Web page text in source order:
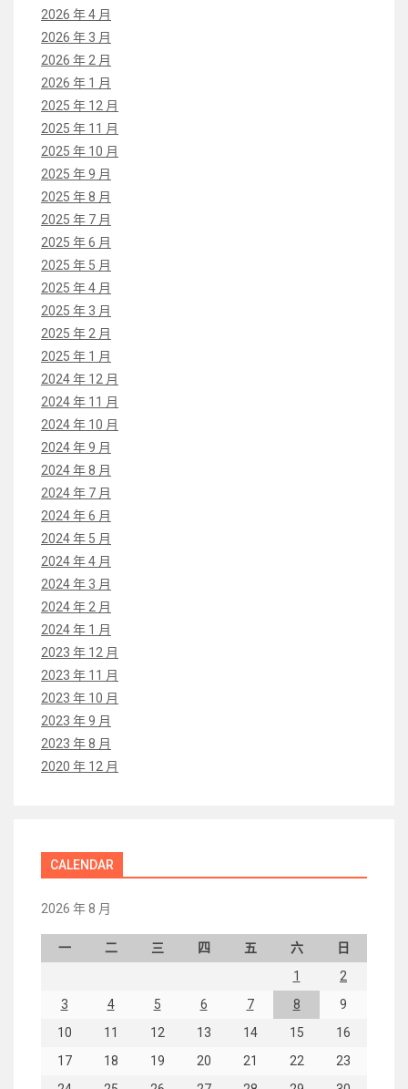
2026 年 4 月
2026 年 3 月
2026 年 2 月
2026 年 1 月
2025 年 12 月
2025 年 11 月
2025 年 10 月
2025 年 9 月
2025 年 8 月
2025 年 7 月
2025 年 6 月
2025 年 5 月
2025 年 4 月
2025 年 3 月
2025 年 2 月
2025 年 1 月
2024 年 12 月
2024 年 11 月
2024 年 10 月
2024 年 9 月
2024 年 8 月
2024 年 7 月
2024 年 6 月
2024 年 5 月
2024 年 4 月
2024 年 3 月
2024 年 2 月
2024 年 1 月
2023 年 12 月
2023 年 11 月
2023 年 10 月
2023 年 9 月
2023 年 8 月
2020 年 12 月
CALENDAR
2026 年 8 月
一 二 三 四 五 六
日
1
2
3
4 5 6 7 8
9
10
11 12 13 14 15
16
17
18 19 20 21 22
23